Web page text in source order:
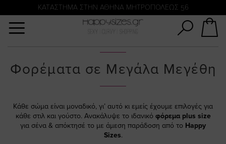
KATΑΣΤΗΜΑ ΣΤΗΝ ΑΘΗΝΑ ΜΗΤΡΟΠΟΛΕΩΣ 56
Φορέματα σε Μεγάλα Μεγέθη
Κάθε σώμα είναι μοναδικό, γι’ αυτό κι εμείς έχουμε επιλογές για
κάθε στιλ και γούστο. Ανακάλυψε το ιδανικό φόρεμα plus size
για σένα & απόκτησέ το με άμεση παράδοση από το Happy
Sizes.
Αναζήτηση